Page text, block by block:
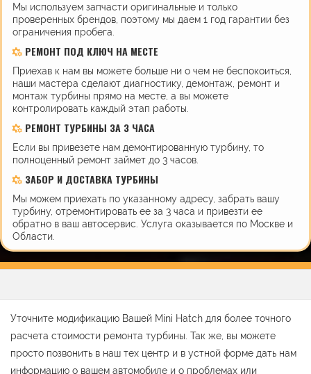
Мы используем запчасти оригинальные и только
проверенных брендов, поэтому мы даем 1 год гарантии без
ограничения пробега.
РЕМОНТ ПОД КЛЮЧ НА МЕСТЕ
Приехав к нам вы можете больше ни о чем не беспокоиться,
наши мастера сделают диагностику, демонтаж, ремонт и
монтаж турбины прямо на месте, а вы можете
контролировать каждый этап работы.
РЕМОНТ ТУРБИНЫ ЗА 3 ЧАСА
Если вы привезете нам демонтированную турбину, то
полноценный ремонт займет до 3 часов.
ЗАБОР И ДОСТАВКА ТУРБИНЫ
Мы можем приехать по указанному адресу, забрать вашу
турбину, отремонтировать ее за 3 часа и привезти ее
обратно в ваш автосервис. Услуга оказывается по Москве и
Области.
Уточните модификацию Вашей Mini Hatch для более точного
расчета стоимости ремонта турбины. Так же, вы можете
просто позвонить в наш тех центр и в устной форме дать нам
информацию о вашем автомобиле и о проблемах или